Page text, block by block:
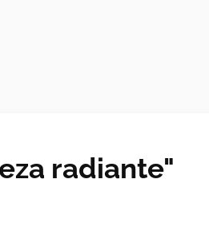
radiante"